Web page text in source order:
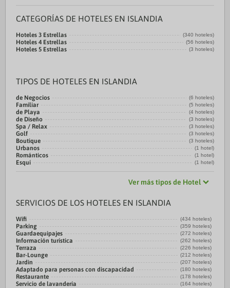
CATEGORÍAS DE HOTELES EN ISLANDIA
Hoteles 3 Estrellas (340 hoteles)
Hoteles 4 Estrellas (56 hoteles)
Hoteles 5 Estrellas (3 hoteles)
TIPOS DE HOTELES EN ISLANDIA
de Negocios (6 hoteles)
Familiar (5 hoteles)
de Playa (4 hoteles)
de Diseño (3 hoteles)
Spa / Relax (3 hoteles)
Golf (3 hoteles)
Boutique (3 hoteles)
Urbanos (1 hotel)
Románticos (1 hotel)
Esquí (1 hotel)
Ver más tipos de Hotel
SERVICIOS DE LOS HOTELES EN ISLANDIA
Wifi (434 hoteles)
Parking (359 hoteles)
Guardaequipajes (272 hoteles)
Información turística (262 hoteles)
Terraza (226 hoteles)
Bar-Lounge (212 hoteles)
Jardin (207 hoteles)
Adaptado para personas con discapacidad (180 hoteles)
Restaurante (178 hoteles)
Servicio de lavandería (164 hoteles)